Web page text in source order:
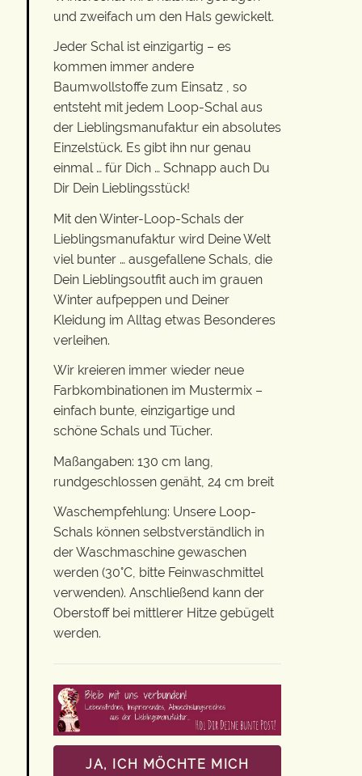
und zweifach um den Hals gewickelt.
Jeder Schal ist einzigartig – es
kommen immer andere
Baumwollstoffe zum Einsatz , so
entsteht mit jedem Loop-Schal aus
der Lieblingsmanufaktur ein absolutes
Einzelstück. Es gibt ihn nur genau
einmal … für Dich … Schnapp auch Du
Dir Dein Lieblingsstück!
Mit den Winter-Loop-Schals der
Lieblingsmanufaktur wird Deine Welt
viel bunter … ausgefallene Schals, die
Dein Lieblingsoutfit auch im grauen
Winter aufpeppen und Deiner
Kleidung im Alltag etwas Besonderes
verleihen.
Wir kreieren immer wieder neue
Farbkombinationen im Mustermix –
einfach bunte, einzigartige und
schöne Schals und Tücher.
Maßangaben: 130 cm lang,
rundgeschlossen genäht, 24 cm breit
Waschempfehlung: Unsere Loop-
Schals können selbstverständlich in
der Waschmaschine gewaschen
werden (30°C, bitte Feinwaschmittel
verwenden). Anschließend kann der
Oberstoff bei mittlerer Hitze gebügelt
werden.
JA, ICH MÖCHTE MICH